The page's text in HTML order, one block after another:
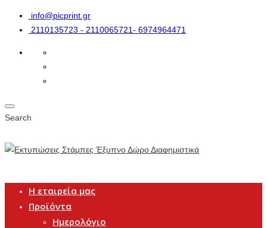
info@picprint.gr
2110135723 - 2110065721- 6974964471
Search
Η εταιρεία μας
Προϊόντα
Ημερολόγιο